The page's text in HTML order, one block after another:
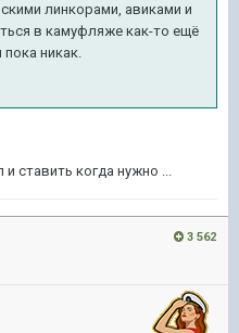
линкорами, авиками и
в камуфляже как-то ещё
пока никак.
ставить когда нужно ...
3 562